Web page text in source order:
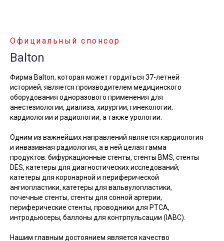
Официальный спонсор
Balton
Фирма Balton, которая может гордиться 37-летней
историей, является производителем медицинского
оборудования одноразового применения для
анестезиологии, диализа, хирургии, гинекологии,
кардиологии и радиологии, а также урологии.
Одним из важнейших направлений является кардиология
и инвазивная радиология, а в ней целая гамма
продуктов: бифуркационные стенты, стенты BMS, стенты
DES, катетеры для диагностических исследований,
катетеры для коронарной и периферической
ангиопластики, катетеры для вальвулопластики,
почечные стенты, стенты для сонной артерии,
периферические стенты, проводники для PTCA,
интродьюсеры, баллоны для контрпульсации (IABC).
Нашим главным достоянием является качество